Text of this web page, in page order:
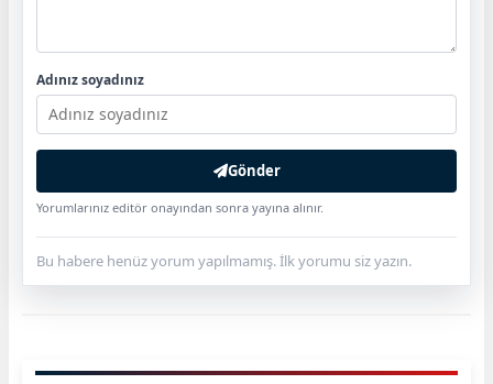
Adınız soyadınız
Gönder
Yorumlarınız editör onayından sonra yayına alınır.
Bu habere henüz yorum yapılmamış. İlk yorumu siz yazın.